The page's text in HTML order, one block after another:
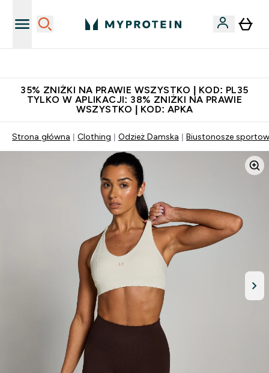
35% ZNIŻKI NA PRAWIE WSZYSTKO | KOD: PL35
TYLKO W APLIKACJI: 38% ZNIŻKI NA PRAWIE
WSZYSTKO | KOD: APKA
Strona główna Clothing Odzież Damska Biustonosze